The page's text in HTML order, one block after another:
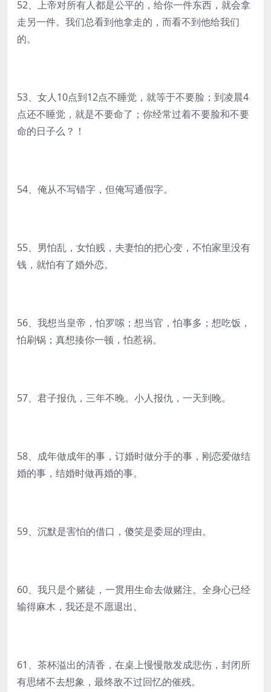
52、上帝对所有人都是公平的，给你一件东西，就会拿
走另一件。我们总看到他拿走的，而看不到他给我们
的。
53、女人10点到12点不睡觉，就等于不要脸；到凌晨4
点还不睡觉，就是不要命了；你经常过着不要脸和不要
命的日子么？！
54、俺从不写错字，但俺写通假字。
55、男怕乱，女怕贱，夫妻怕的把心变，不怕家里没有
钱，就怕有了婚外恋。
56、我想当皇帝，怕罗嗦；想当官，怕事多；想吃饭，
怕刷锅；真想揍你一顿，怕惹祸。
57、君子报仇，三年不晚。小人报仇，一天到晚。
58、成年做成年的事，订婚时做分手的事，刚恋爱做结
婚的事，结婚时做再婚的事。
59、沉默是害怕的借口，傻笑是委屈的理由。
60、我只是个赌徒，一贯用生命去做赌注。全身心已经
输得麻木，我还是不愿退出。
61、茶杯溢出的清香，在桌上慢慢散发成悲伤，封闭所
有思绪不去想象，最终敌不过回忆的催残。